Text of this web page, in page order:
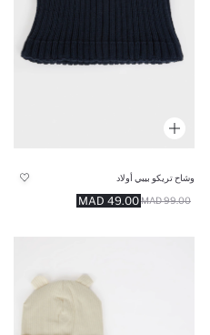
وشاح تريكو بيبي أولاد
49.00 MAD 99.00 MAD